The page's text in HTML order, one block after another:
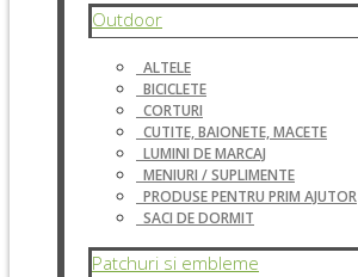
Outdoor
ALTELE
BICICLETE
CORTURI
CUTITE, BAIONETE, MACETE
LUMINI DE MARCAJ
MENIURI / SUPLIMENTE
PRODUSE PENTRU PRIM AJUTOR
SACI DE DORMIT
Patchuri si embleme